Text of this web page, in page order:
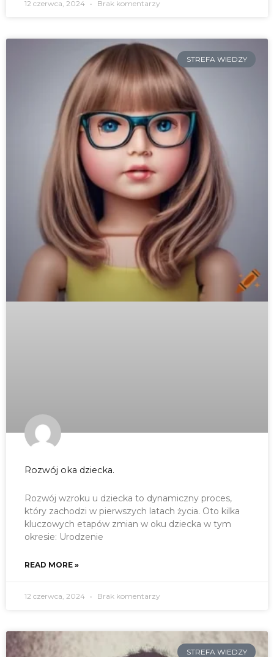
12 czerwca, 2024 Brak komentarzy
STREFA WIEDZY
Rozwój oka dziecka.
Rozwój wzroku u dziecka to dynamiczny proces,
który zachodzi w pierwszych latach życia. Oto kilka
kluczowych etapów zmian w oku dziecka w tym
okresie: Urodzenie
READ MORE »
12 czerwca, 2024 Brak komentarzy
STREFA WIEDZY